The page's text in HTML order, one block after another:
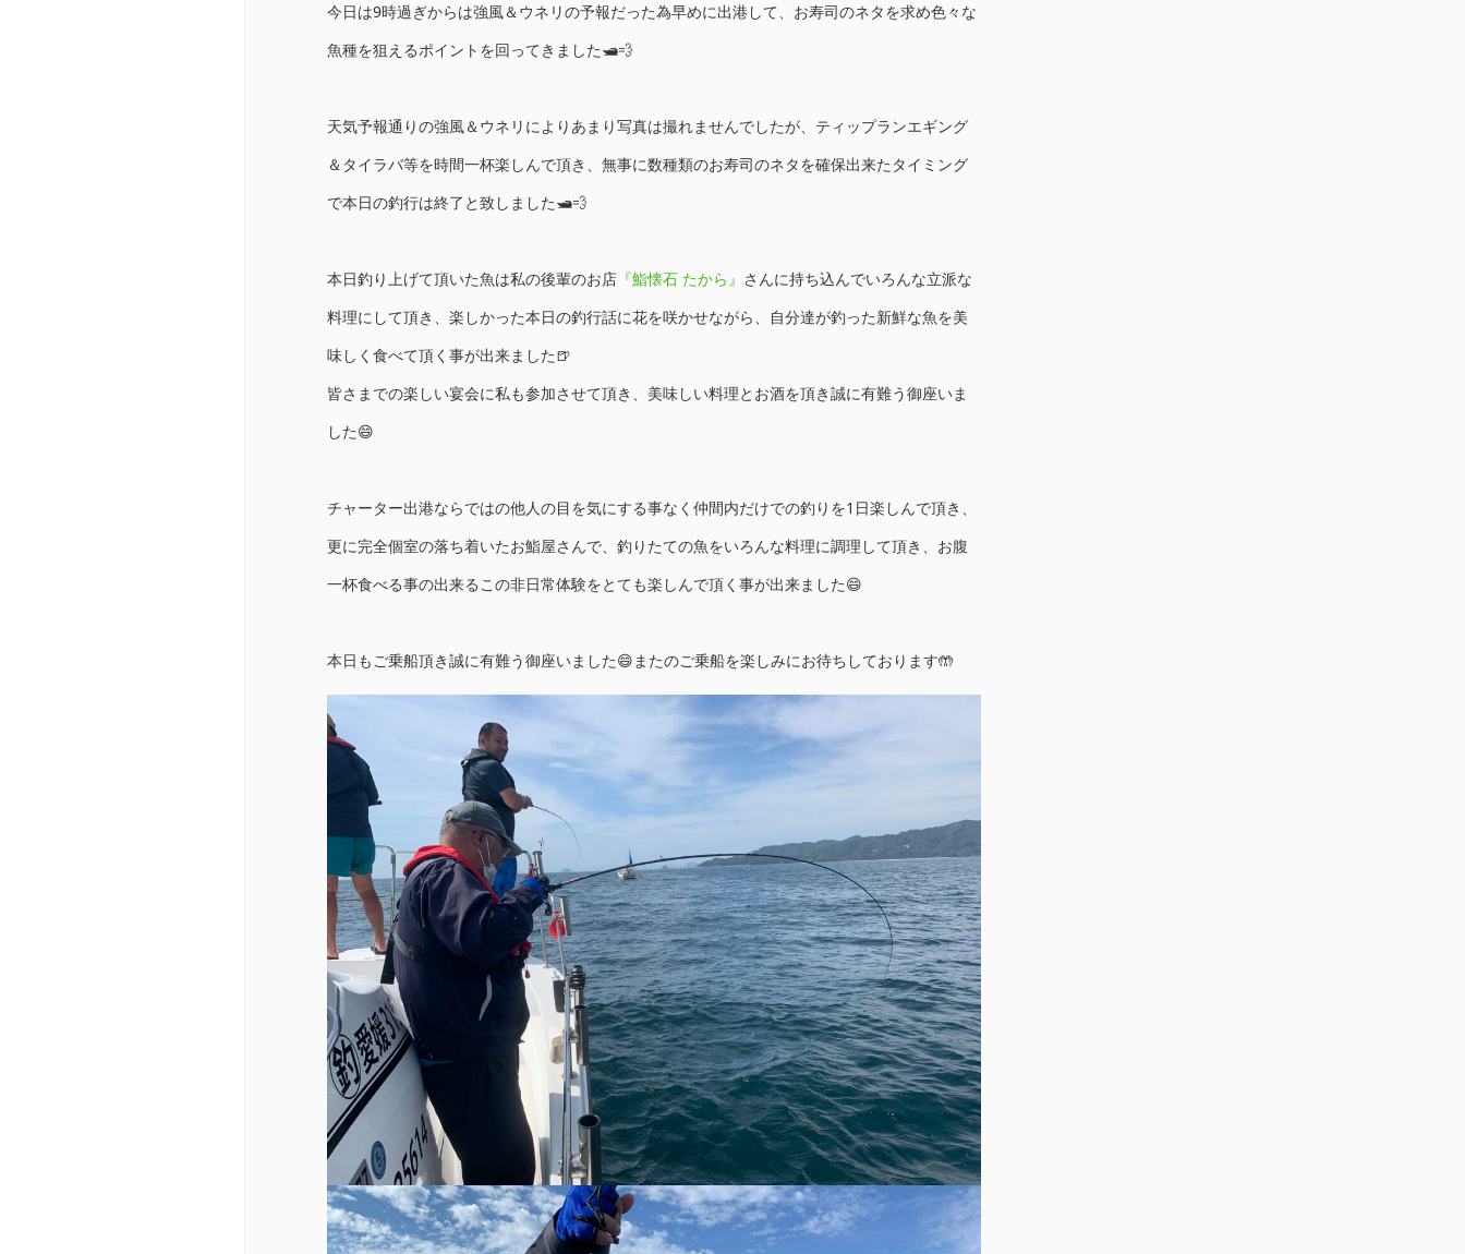
今日は9時過ぎからは強風＆ウネリの予報だった為早めに出港して、お寿司のネタを求め色々な
魚種を狙えるポイントを回ってきました🛥💨
天気予報通りの強風＆ウネリによりあまり写真は撮れませんでしたが、ティップランエギング
＆タイラバ等を時間一杯楽しんで頂き、無事に数種類のお寿司のネタを確保出来たタイミング
で本日の釣行は終了と致しました🛥💨
本日釣り上げて頂いた魚は私の後輩のお店『鮨懐石 たから』 さんに持ち込んでいろんな立派な
料理にして頂き、楽しかった本日の釣行話に花を咲かせながら、自分達が釣った新鮮な魚を美
味しく食べて頂く事が出来ました🍺
皆さまでの楽しい宴会に私も参加させて頂き、美味しい料理とお酒を頂き誠に有難う御座いま
した😄
チャーター出港ならではの他人の目を気にする事なく仲間内だけでの釣りを1日楽しんで頂き、
更に完全個室の落ち着いたお鮨屋さんで、釣りたての魚をいろんな料理に調理して頂き、お腹
一杯食べる事の出来るこの非日常体験をとても楽しんで頂く事が出来ました😄
本日もご乗船頂き誠に有難う御座いました😄またのご乗船を楽しみにお待ちしております🤲